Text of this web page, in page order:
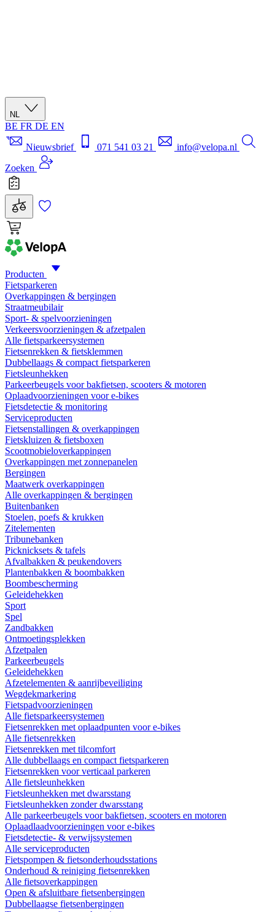
NL
BE FR DE EN
Nieuwsbrief
071 541 03 21
info@velopa.nl
Zoeken
Producten
Fietsparkeren
Overkappingen & bergingen
Straatmeubilair
Sport- & spelvoorzieningen
Verkeersvoorzieningen & afzetpalen
Alle fietsparkeersystemen
Fietsenrekken & fietsklemmen
Dubbellaags & compact fietsparkeren
Fietsleunhekken
Parkeerbeugels voor bakfietsen, scooters & motoren
Oplaadvoorzieningen voor e-bikes
Fietsdetectie & monitoring
Serviceproducten
Fietsenstallingen & overkappingen
Fietskluizen & fietsboxen
Scootmobieloverkappingen
Overkappingen met zonnepanelen
Bergingen
Maatwerk overkappingen
Alle overkappingen & bergingen
Buitenbanken
Stoelen, poefs & krukken
Zitelementen
Tribunebanken
Picknicksets & tafels
Afvalbakken & peukendovers
Plantenbakken & boombakken
Boombescherming
Geleidehekken
Sport
Spel
Zandbakken
Ontmoetingsplekken
Afzetpalen
Parkeerbeugels
Geleidehekken
Afzetelementen & aanrijbeveiliging
Wegdekmarkering
Fietspadvoorzieningen
Alle fietsparkeersystemen
Fietsenrekken met oplaadpunten voor e-bikes
Alle fietsenrekken
Fietsenrekken met tilcomfort
Alle dubbellaags en compact fietsparkeren
Fietsenrekken voor verticaal parkeren
Alle fietsleunhekken
Fietsleunhekken met dwarsstang
Fietsleunhekken zonder dwarsstang
Alle parkeerbeugels voor bakfietsen, scooters en motoren
Oplaadlaadvoorzieningen voor e-bikes
Fietsdetectie- & verwijssystemen
Alle serviceproducten
Fietspompen & fietsonderhoudsstations
Onderhoud & reiniging fietsenrekken
Alle fietsoverkappingen
Open & afsluitbare fietsenbergingen
Dubbellaagse fietsenbergingen